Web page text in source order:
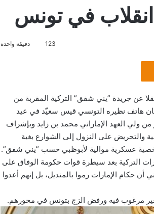
في تونس
123 دقيقة واحدة
صحيفة القدس العربي يوم الجمعة 29 ماي 2020 نقلا عن جريدة ”يني شفق” التركية المقربة من
هاتف نظيره التونسي قيس سعيّد في عيد
ولي العهد الإماراتي محمد بن زايد وبإشراف
والتحريض على النزول إلى الشوارع بغية
عسكرية موالية لأبوظبي حسب ”يني شفق”.
التركية بعد سيطرة قوات حكومة الوفاق على
أن حكام الإمارات رموا بالمنديل، بل إنهم أعدوا
مرغوب فيه ورفض الزج بتونس في محورهم.